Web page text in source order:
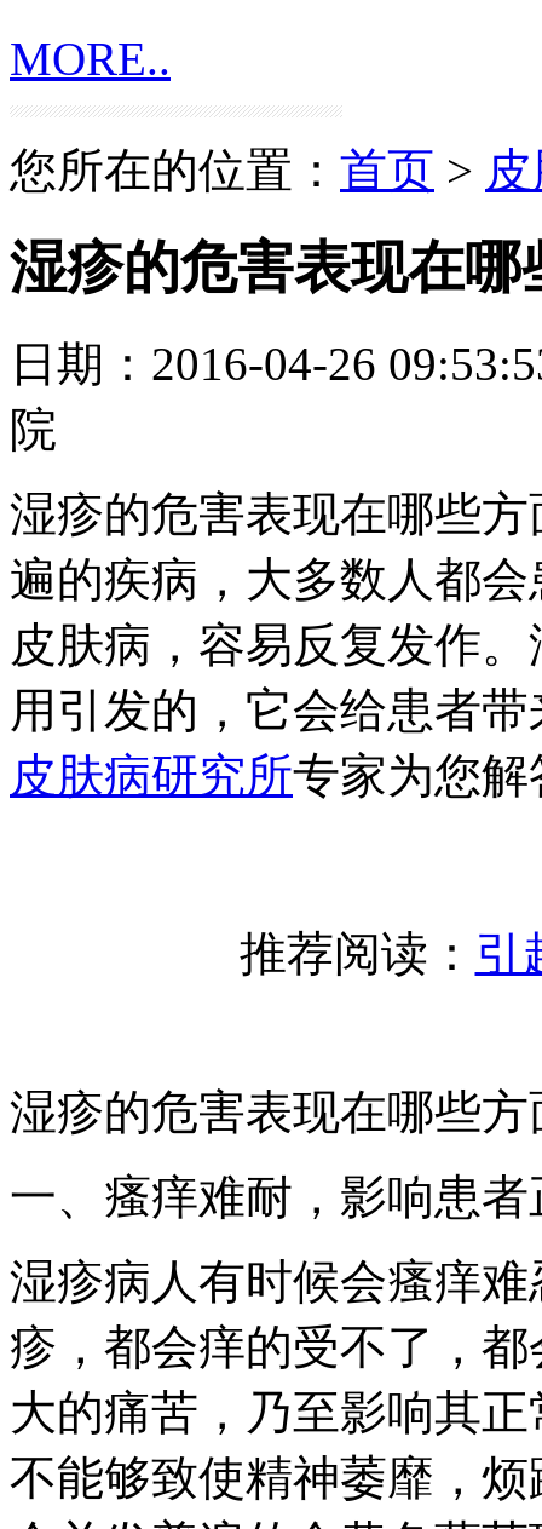
MORE..
您所在的位置： 首页 >
湿疹的危害表现在哪
日期：2016-04-26
院
湿疹的危害表现在哪些
遍的疾病，大多数人都
皮肤病，容易反复发作
用引发的，它会给患者
皮肤病研究所专家为您
推荐阅读： 引
湿疹的危害表现在哪些方
一、瘙痒难耐，影响患
湿疹病人有时候会瘙痒
疹，都会痒的受不了，
大的痛苦，乃至影响其
不能够致使精神萎靡，